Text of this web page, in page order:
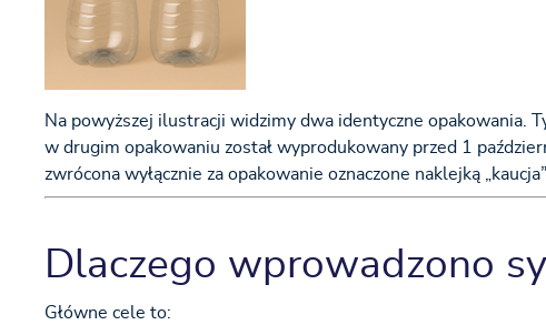
Na powyższej ilustracji widzimy dwa identyczne opakowania.
w drugim opakowaniu został wyprodukowany przed 1
zwrócona wyłącznie za opakowanie oznaczone naklejką „kaucja”.
Dlaczego wprowadzono
Główne cele to: